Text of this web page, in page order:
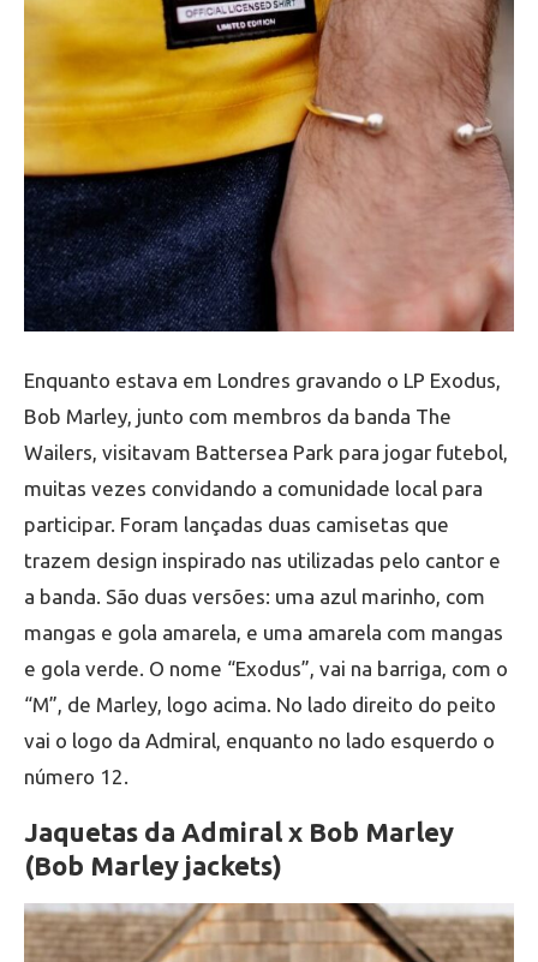
Enquanto estava em Londres gravando o LP Exodus,
Bob Marley, junto com membros da banda The
Wailers, visitavam Battersea Park para jogar futebol,
muitas vezes convidando a comunidade local para
participar. Foram lançadas duas camisetas que
trazem design inspirado nas utilizadas pelo cantor e
a banda. São duas versões: uma azul marinho, com
mangas e gola amarela, e uma amarela com mangas
e gola verde. O nome “Exodus”, vai na barriga, com o
“M”, de Marley, logo acima. No lado direito do peito
vai o logo da Admiral, enquanto no lado esquerdo o
número 12.
Jaquetas da Admiral x Bob Marley
(Bob Marley jackets)